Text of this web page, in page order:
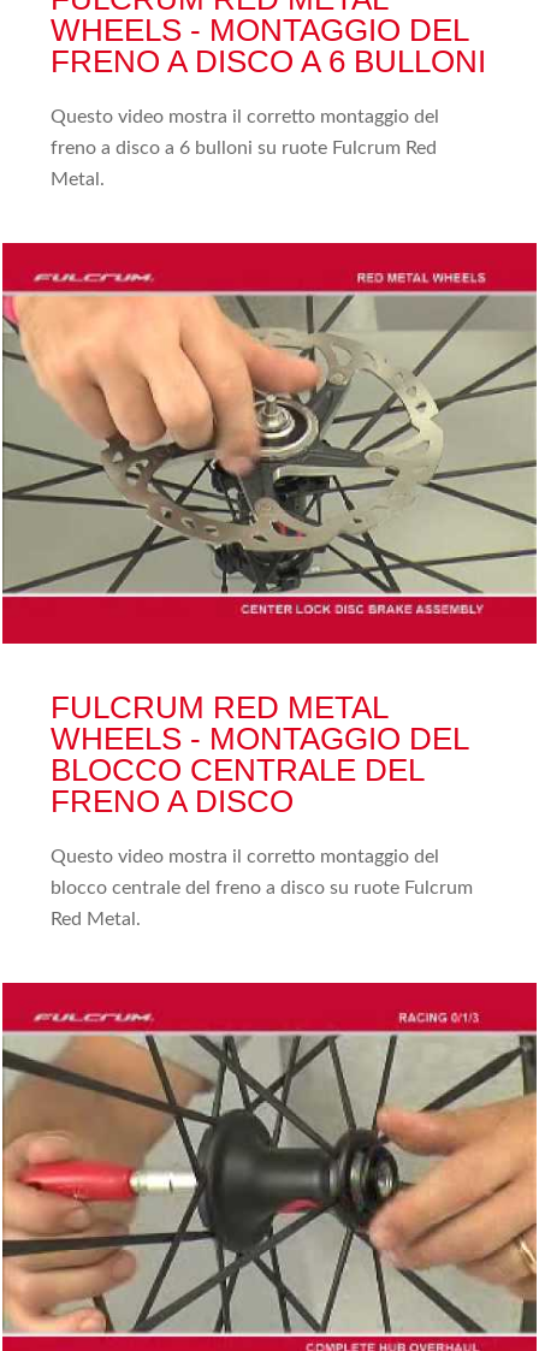
WHEELS - MONTAGGIO DEL
FRENO A DISCO A 6 BULLONI
Questo video mostra il corretto montaggio del
freno a disco a 6 bulloni su ruote Fulcrum Red
Metal.
FULCRUM RED METAL
WHEELS - MONTAGGIO DEL
BLOCCO CENTRALE DEL
FRENO A DISCO
Questo video mostra il corretto montaggio del
blocco centrale del freno a disco su ruote Fulcrum
Red Metal.